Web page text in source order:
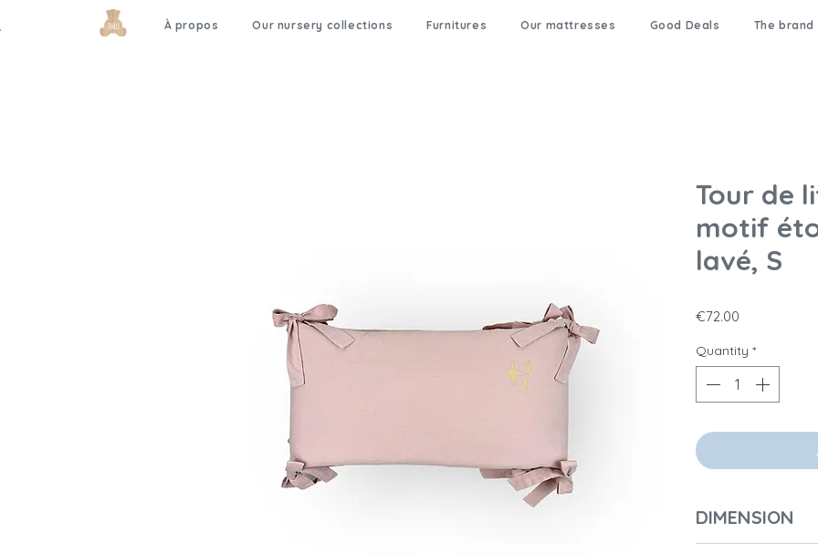
À propos Our nursery collections Furnitures Our mattresses Good Deals The brand
Tour de
motif
lavé, S
€72.00
Quantity *
DIMENSION